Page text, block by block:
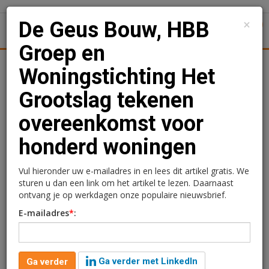
Uitgelicht Achtergronden
De Geus Bouw, HBB
Groep en Woningstichting
Het Grootslag tekenen
overeenkomst voor
honderd woningen
Met de ondertekening van de koopovereenkomst
×
De Geus Bouw, HBB
Groep en
Woningstichting Het
Grootslag tekenen
overeenkomst voor
honderd woningen
Vul hieronder uw e-mailadres in en lees dit artikel gratis. We
sturen u dan een link om het artikel te lezen. Daarnaast
ontvang je op werkdagen onze populaire nieuwsbrief.
E-mailadres*:
Ga verder
Ga verder met LinkedIn